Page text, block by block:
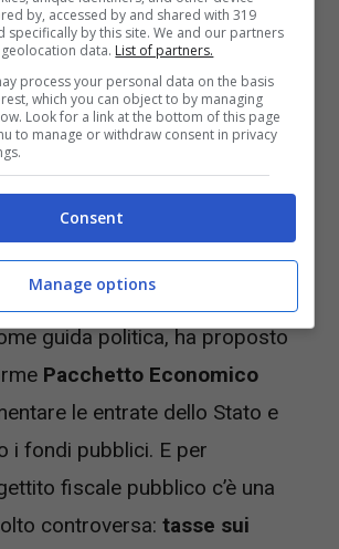
Messico
, che ora ha Claudia
guida politica, ha proposto
Pacchetto Economico
le entrate dello Stato e
i fondi pubblici. E per
fiscale pubblico c’è una
controversa: tasse sui
by, accessed by and shared with 319
specifically by this site. We and our partners
data. List of partners.
process your personal data on the basis
which you can object to by managing
Look for a link at the bottom of this page
to manage or withdraw consent in privacy
Consent
Manage options